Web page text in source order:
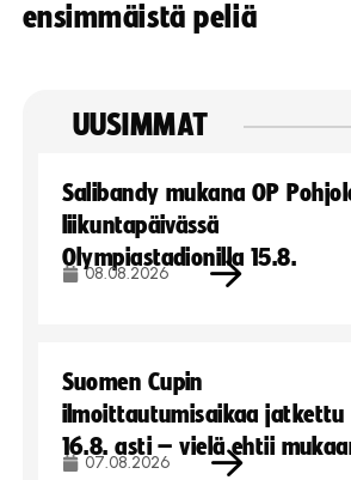
ensimmäistä peliä
UUSIMMAT
Salibandy mukana OP
liikuntapäivässä
Olympiastadionilla 15.8.
08.08.2026
Suomen Cupin
ilmoittautumisaikaa jatkettu
16.8. asti – vielä ehtii
07.08.2026